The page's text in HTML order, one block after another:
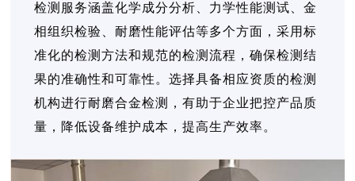
检测服务涵盖化学成分分析、力学性能测试、金
相组织检验、耐磨性能评估等多个方面，采用标
准化的检测方法和规范的检测流程，确保检测结
果的准确性和可靠性。选择具备相应资质的检测
机构进行耐磨合金检测，有助于企业把控产品质
量，降低设备维护成本，提高生产效率。